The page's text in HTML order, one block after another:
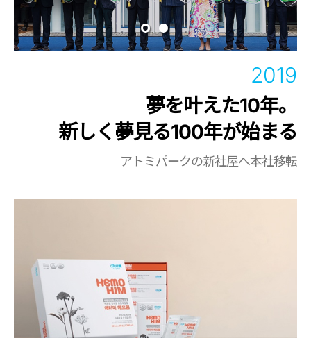
2019
夢を叶えた10年。
新しく夢見る100年が始まる
アトミパークの新社屋へ本社移転